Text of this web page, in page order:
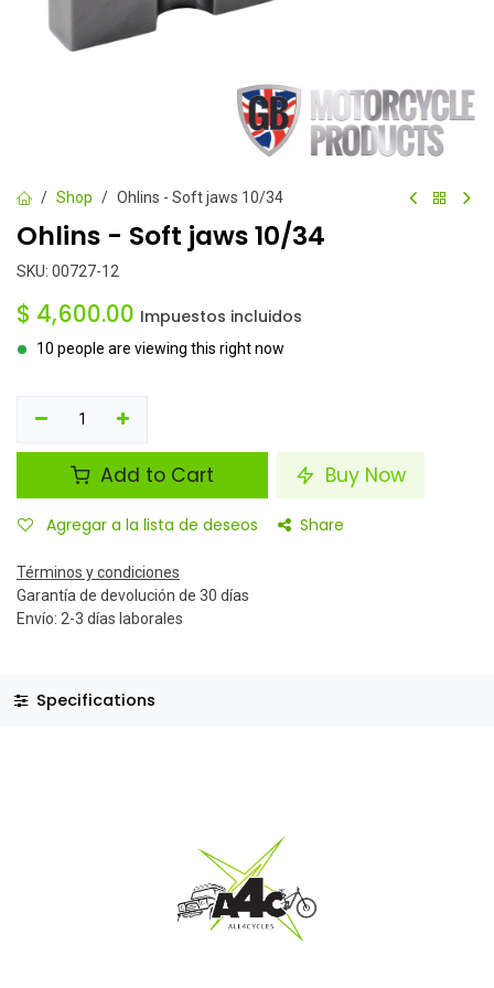
Shop Ohlins - Soft jaws 10/34
Ohlins - Soft jaws 10/34
SKU: 00727-12
$ 4,600.00 Impuestos incluidos
10 people are viewing this right now
Add to Cart Buy Now
Agregar a la lista de deseos Share
Términos y condiciones
Garantía de devolución de 30 días
Envío: 2-3 días laborales
Specifications